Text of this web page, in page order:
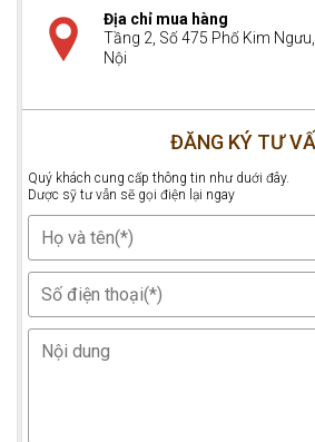
Địa chỉ mua hàng
Tầng 2, Số 475 Phố Kim
Nội
ĐĂNG KÝ TƯ
Quý khách cung cấp thông tin như duới đây.
Dược sỹ tư vẫn sẽ gọi điện lại ngay